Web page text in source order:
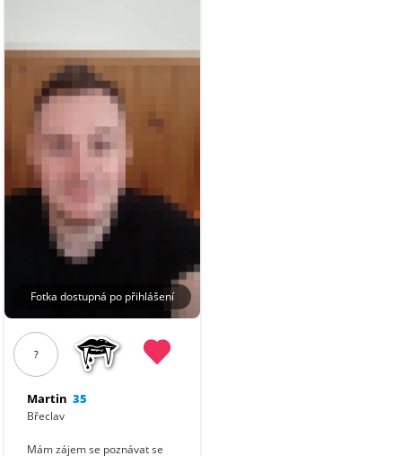
Fotka dostupná po přihlášení
?
Martin 35
Břeclav
Mám zájem se poznávat se